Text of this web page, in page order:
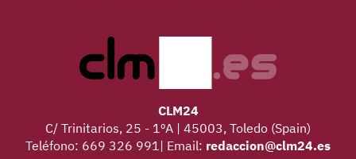
CLM24
C/ Trinitarios, 25 - 1ºA | 45003, Toledo (Spain)
Teléfono: 669 326 991| Email: redaccion@clm24.es